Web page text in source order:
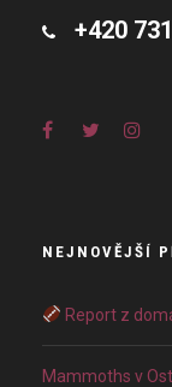
+420
NEJNOVĚJŠÍ
Report z
Mammoths v